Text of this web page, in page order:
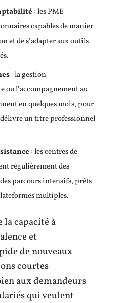
: les PME
capables de manier
et de s’adapter aux outils
: la gestion
ou l’accompagnement au
en quelques mois, pour
un titre professionnel
: les centres de
régulièrement des
parcours intensifs, prêts
multiples.
la capacité à
et
de nouveaux
courtes
aux demandeurs
qui veulent